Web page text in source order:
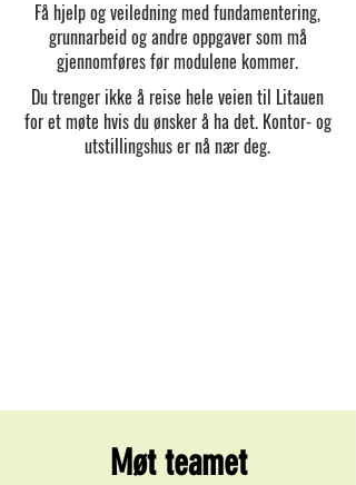
Få hjelp og veiledning med fundamentering,
grunnarbeid og andre oppgaver som må
gjennomføres før modulene kommer.
Du trenger ikke å reise hele veien til Litauen
for et møte hvis du ønsker å ha det. Kontor- og
utstillingshus er nå nær deg.
Møt teamet